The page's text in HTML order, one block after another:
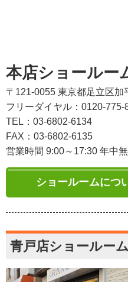
本店ショールー
〒121-0055 東京都足立区加
フリーダイヤル：0120-775-
TEL：03-6802-6134
FAX：03-6802-6135
営業時間 9:00～17:30 年中
ショールームにつ
青戸店ショールーム